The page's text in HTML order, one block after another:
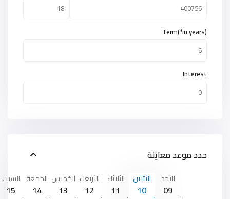
Term(*in years)
Interest
حدد موعد معاينة
الأحد
09
الأثنين
10
الثلاثاء
11
الأربعاء
12
الخميس
13
الجمعة
14
السبت
15